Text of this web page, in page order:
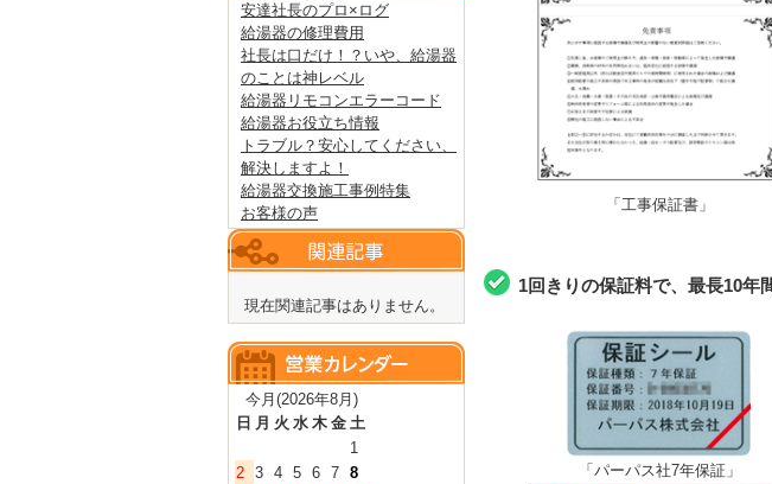
「工事保証書」
1回きりの保証料で、最長10年
「パーパス社7年保証」
安達社長のプロ×ログ
給湯器の修理費用
社長は口だけ！？いや、給湯器
のことは神レベル
給湯器リモコンエラーコード
給湯器お役立ち情報
トラブル？安心してください、
解決しますよ！
給湯器交換施工事例特集
お客様の声
現在関連記事はありません。
今月(2026年8月)
日 月 火 水 木 金 土
1
2 3 4 5 6 7 8